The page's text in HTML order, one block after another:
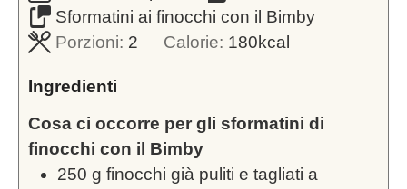
Sformatini ai finocchi con il Bimby
Porzioni: 2 Calorie: 180kcal
Ingredienti
Cosa ci occorre per gli sformatini di
finocchi con il Bimby
250 g finocchi già puliti e tagliati a